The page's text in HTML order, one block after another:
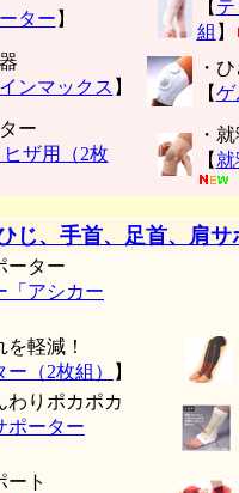
ター 】
【
組 】
ンマックス 】
・
【ゲ
ー
ザ用（2枚
・
【
じ、手首、足首、肩サ
ーター
「アシカー
軽減！
（2枚組） 】
わりポカポカ
ポーター
ート